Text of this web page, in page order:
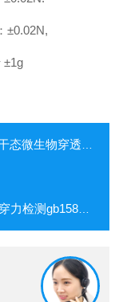
±0.02N,
±1g
物穿透性能测试仪
测gb15811-2025